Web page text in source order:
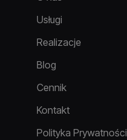
Usługi
Realizacje
Blog
Cennik
Kontakt
Polityka Prywatności